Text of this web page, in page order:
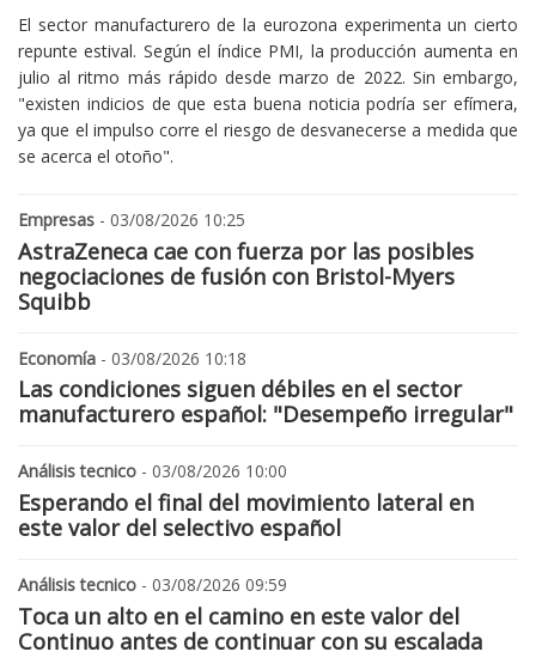
El sector manufacturero de la eurozona experimenta un cierto
repunte estival. Según el índice PMI, la producción aumenta en
julio al ritmo más rápido desde marzo de 2022. Sin embargo,
"existen indicios de que esta buena noticia podría ser efímera,
ya que el impulso corre el riesgo de desvanecerse a medida que
se acerca el otoño".
Empresas - 03/08/2026 10:25
AstraZeneca cae con fuerza por las posibles
negociaciones de fusión con Bristol-Myers
Squibb
Economía - 03/08/2026 10:18
Las condiciones siguen débiles en el sector
manufacturero español: "Desempeño irregular"
Análisis tecnico - 03/08/2026 10:00
Esperando el final del movimiento lateral en
este valor del selectivo español
Análisis tecnico - 03/08/2026 09:59
Toca un alto en el camino en este valor del
Continuo antes de continuar con su escalada